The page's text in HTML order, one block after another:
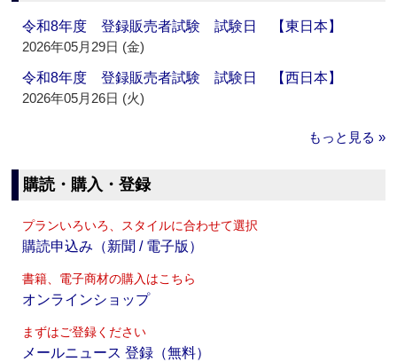
令和8年度 登録販売者試験 試験日 【東日本】
2026年05月29日 (金)
令和8年度 登録販売者試験 試験日 【西日本】
2026年05月26日 (火)
もっと見る »
購読・購入・登録
プランいろいろ、スタイルに合わせて選択
購読申込み（新聞 / 電子版）
書籍、電子商材の購入はこちら
オンラインショップ
まずはご登録ください
メールニュース 登録（無料）